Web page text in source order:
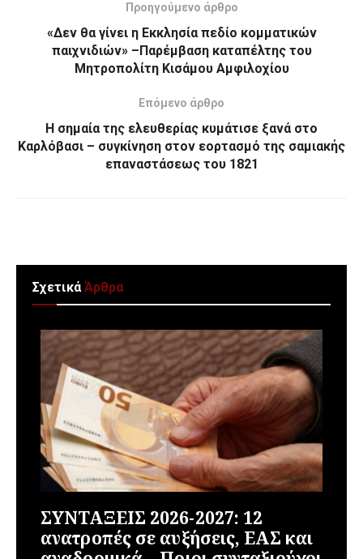
Προηγούμενο άρθρο
«Δεν θα γίνει η Εκκλησία πεδίο κομματικών
παιχνιδιών» –Παρέμβαση καταπέλτης του
Μητροπολίτη Κισάμου Αμφιλοχίου
Επόμενο άρθρο
Η σημαία της ελευθερίας κυμάτισε ξανά στο
Καρλόβασι – συγκίνηση στον εορτασμό της σαμιακής
επαναστάσεως του 1821
ΣχετικάΆρθρα
ΣΥΝΤΑΞΕΙΣ 2026-2027: 12
ανατροπές σε αυξήσεις, ΕΑΣ και